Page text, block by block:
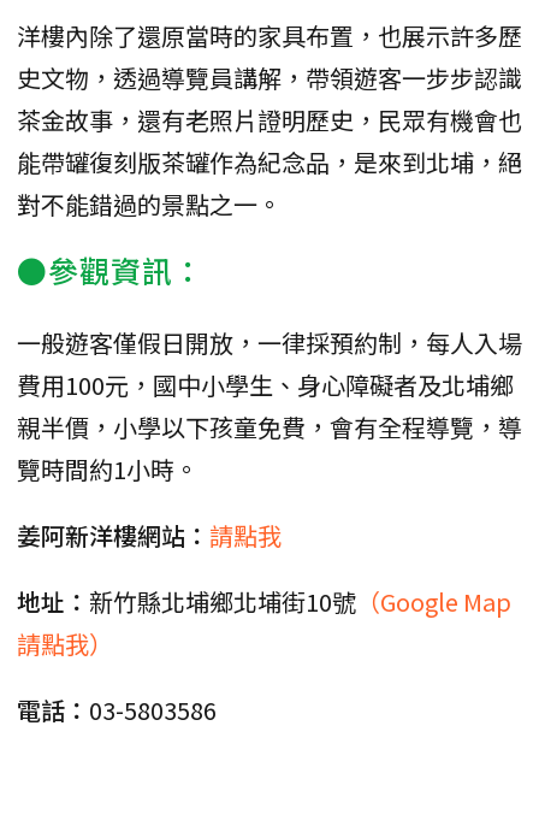
洋樓內除了還原當時的家具布置，也展示許多歷
史文物，透過導覽員講解，帶領遊客一步步認識
茶金故事，還有老照片證明歷史，民眾有機會也
能帶罐復刻版茶罐作為紀念品，是來到北埔，絕
對不能錯過的景點之一。
●參觀資訊：
一般遊客僅假日開放，一律採預約制，每人入場
費用100元，國中小學生、身心障礙者及北埔鄉
親半價，小學以下孩童免費，會有全程導覽，導
覽時間約1小時。
姜阿新洋樓網站： 請點我
地址： 新竹縣北埔鄉北埔街10號 （Google Map
請點我）
電話： 03-5803586